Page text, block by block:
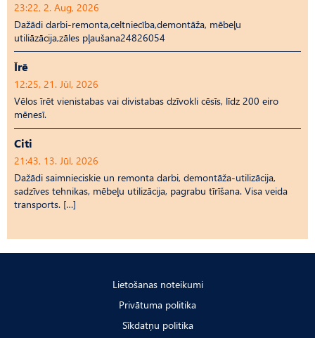
23:22, 2. Aug, 2026
Dažādi darbi-remonta,celtniecība,demontāža, mēbeļu
utiliāzācija,zāles pļaušana24826054
Īrē
12:25, 21. Jūl, 2026
Vēlos īrēt vienistabas vai divistabas dzīvokli cēsīs, līdz 200 eiro
mēnesī.
Citi
21:43, 13. Jūl, 2026
Dažādi saimnieciskie un remonta darbi, demontāža-utilizācija,
sadzīves tehnikas, mēbeļu utilizācija, pagrabu tīrīšana. Visa veida
transports. […]
Lietošanas noteikumi
Privātuma politika
Sīkdatņu politika